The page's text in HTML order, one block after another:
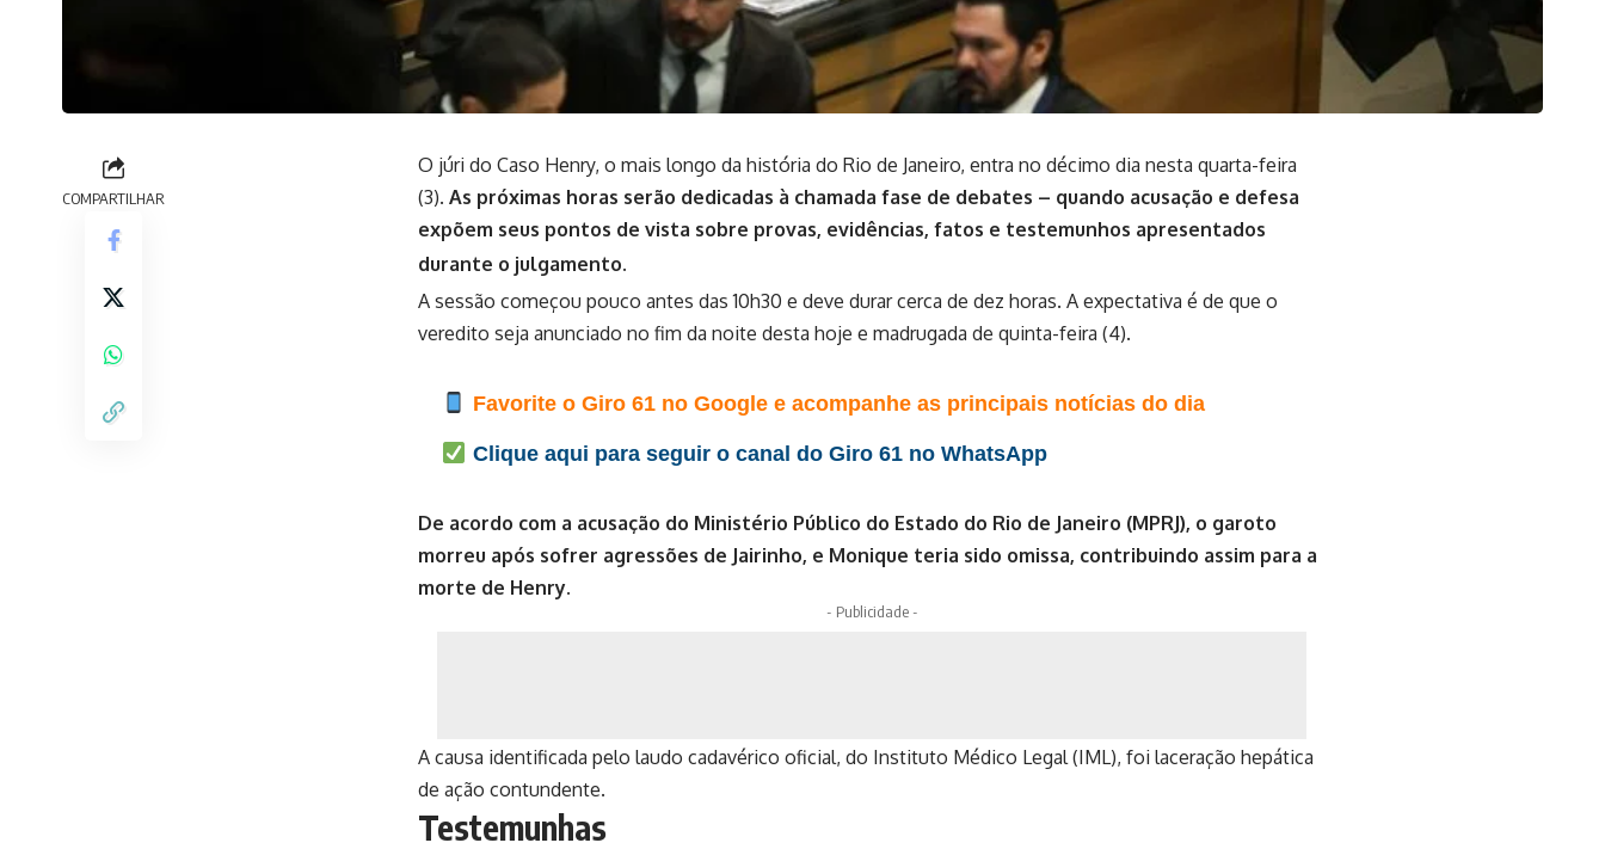
COMPARTILHAR
O júri do Caso Henry, o mais longo da história do Rio de Janeiro, entra no décimo dia nesta quarta-feira
(3). As próximas horas serão dedicadas à chamada fase de debates – quando acusação e defesa
expõem seus pontos de vista sobre provas, evidências, fatos e testemunhos apresentados
durante o julgamento.
A sessão começou pouco antes das 10h30 e deve durar cerca de dez horas. A expectativa é de que o
veredito seja anunciado no fim da noite desta hoje e madrugada de quinta-feira (4).
Favorite o Giro 61 no Google e acompanhe as principais notícias do dia
Clique aqui para seguir o canal do Giro 61 no WhatsApp
De acordo com a acusação do Ministério Público do Estado do Rio de Janeiro (MPRJ), o garoto
morreu após sofrer agressões de Jairinho, e Monique teria sido omissa, contribuindo assim para a
morte de Henry.
- Publicidade -
A causa identificada pelo laudo cadavérico oficial, do Instituto Médico Legal (IML), foi laceração hepática
de ação contundente.
Testemunhas